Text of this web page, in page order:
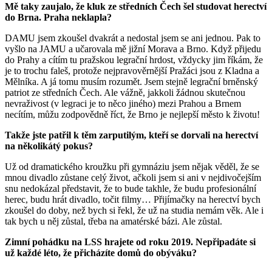
Mě taky zaujalo, že kluk ze středních Čech šel studovat herectví
do Brna. Praha neklapla?
DAMU jsem zkoušel dvakrát a nedostal jsem se ani jednou. Pak to
vyšlo na JAMU a učarovala mě jižní Morava a Brno. Když přijedu
do Prahy a cítím tu pražskou legrační hrdost, vždycky jim říkám, že
je to trochu faleš, protože nejpravověrnější Pražáci jsou z Kladna a
Mělníka. A já tomu musím rozumět. Jsem stejně legrační brněnský
patriot ze středních Čech. Ale vážně, jakkoli žádnou skutečnou
nevraživost (v legraci je to něco jiného) mezi Prahou a Brnem
necítím, můžu zodpovědně říct, že Brno je nejlepší město k životu!
Takže jste patřil k těm zarputilým, kteří se dorvali na herectví
na několikátý pokus?
Už od dramatického kroužku při gymnáziu jsem nějak věděl, že se
mnou divadlo zůstane celý život, ačkoli jsem si ani v nejdivočejším
snu nedokázal představit, že to bude takhle, že budu profesionální
herec, budu hrát divadlo, točit filmy… Přijímačky na herectví bych
zkoušel do doby, než bych si řekl, že už na studia nemám věk. Ale i
tak bych u něj zůstal, třeba na amatérské bázi. Ale zůstal.
Zimní pohádku na LSS hrajete od roku 2019. Nepřipadáte si
už každé léto, že přicházíte domů do obýváku?